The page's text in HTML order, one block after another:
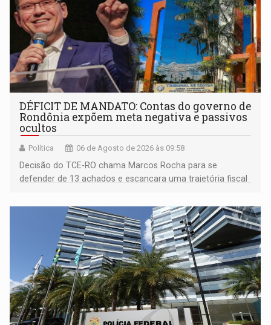
DÉFICIT DE MANDATO: Contas do governo de
Rondônia expõem meta negativa e passivos
ocultos
Política 06 de Agosto de 2026 às 09:58
Decisão do TCE-RO chama Marcos Rocha para se
defender de 13 achados e escancara uma trajetória fiscal
mandato